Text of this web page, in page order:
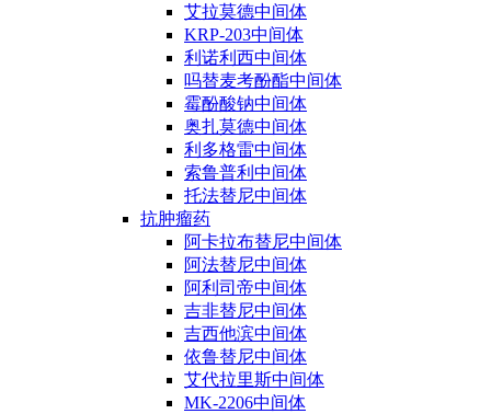
艾拉莫德中间体
KRP-203中间体
利诺利西中间体
吗替麦考酚酯中间体
霉酚酸钠中间体
奥扎莫德中间体
利多格雷中间体
索鲁普利中间体
托法替尼中间体
抗肿瘤药
阿卡拉布替尼中间体
阿法替尼中间体
阿利司帝中间体
吉非替尼中间体
吉西他滨中间体
依鲁替尼中间体
艾代拉里斯中间体
MK-2206中间体